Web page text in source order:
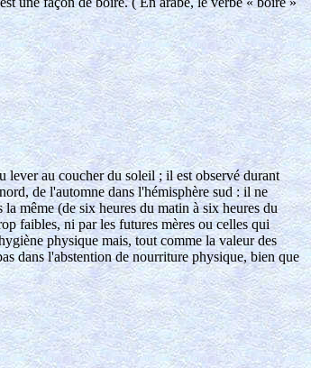
lever au coucher du soleil ; il est observé durant
de l'automne dans l'hémisphère sud : il ne
même (de six heures du matin à six heures du
faibles, ni par les futures mères ou celles qui
physique mais, tout comme la valeur des
dans l'abstention de nourriture physique, bien que